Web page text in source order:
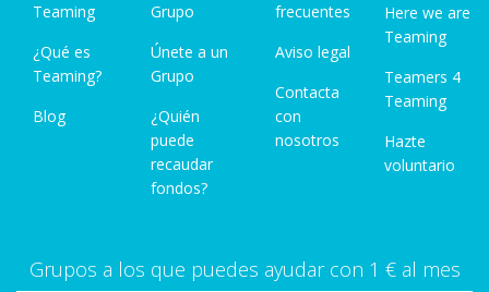
Teaming
¿Qué es
Teaming?
Blog
Grupo
Únete a un
Grupo
¿Quién
puede
recaudar
fondos?
frecuentes
Aviso legal
Contacta
con
nosotros
Here we are
Teaming
Teamers 4
Teaming
Hazte
voluntario
Grupos a los que puedes ayudar con 1 € al mes